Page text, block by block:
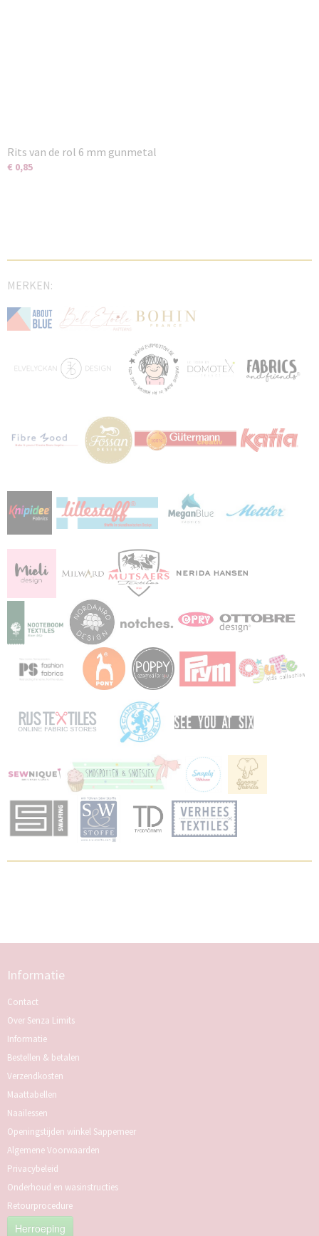
Rits van de rol 6 mm gunmetal
€ 0,85
MERKEN:
Informatie
Contact
Over Senza Limits
Informatie
Bestellen & betalen
Verzendkosten
Maattabellen
Naailessen
Openingstijden winkel Sappemeer
Algemene Voorwaarden
Privacybeleid
Onderhoud en wasinstructies
Retourprocedure
Herroeping